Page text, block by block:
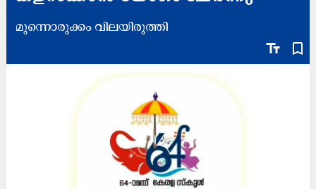
text_fields bookmark_border
മുന്നൊരുക്കം വിലയിരുത്തി